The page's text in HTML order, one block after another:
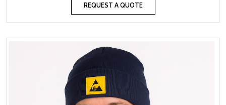
REQUEST A QUOTE